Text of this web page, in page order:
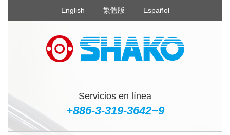
English 繁體版 Español
Servicios en línea
+886-3-319-3642~9